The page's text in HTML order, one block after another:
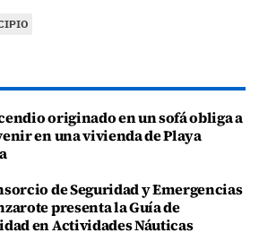
originado en un sofá obliga a
en una vivienda de Playa
de Seguridad y Emergencias
presenta la Guía de
en Actividades Náuticas